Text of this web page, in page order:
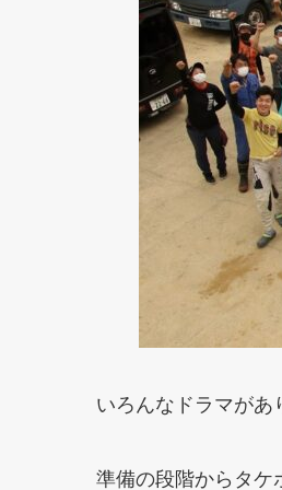
いろんなドラマがあ
準備の段階からタケ